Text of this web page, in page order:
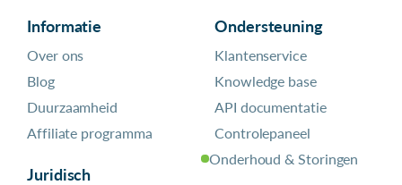
Informatie
Over ons
Blog
Duurzaamheid
Affiliate programma
Juridisch
Ondersteuning
Klantenservice
Knowledge base
API documentatie
Controlepaneel
Onderhoud & Storingen